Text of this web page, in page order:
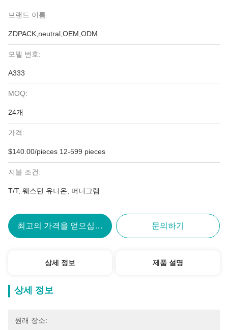
브랜드 이름:
ZDPACK,neutral,OEM,ODM
모델 번호:
A333
MOQ:
24개
가격:
$140.00/pieces 12-599 pieces
지불 조건:
T/T, 웨스턴 유니온, 머니그램
최고의 가격을 얻으십시오 문의하기
상세 정보 제품 설명
상세 정보
원래 장소: